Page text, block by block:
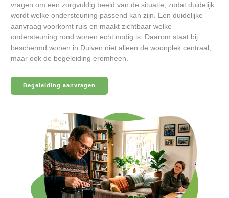
vragen om een zorgvuldig beeld van de situatie, zodat duidelijk
wordt welke ondersteuning passend kan zijn. Een duidelijke
aanvraag voorkomt ruis en maakt zichtbaar welke
ondersteuning rond wonen echt nodig is. Daarom staat bij
beschermd wonen in Duiven niet alleen de woonplek centraal,
maar ook de begeleiding eromheen.
Begeleiding aanvragen